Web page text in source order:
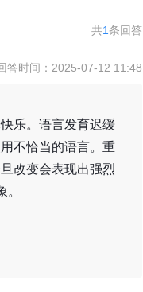
共1 条回答
答时间：2025-07-12 11:48
乐。语言发育迟缓
不恰当的语言。重
改变会表现出强烈